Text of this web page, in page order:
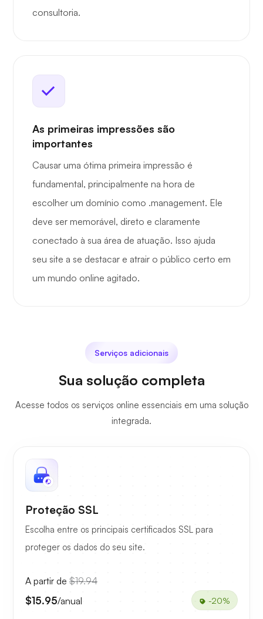
consultoria.
As primeiras impressões são
importantes
Causar uma ótima primeira impressão é
fundamental, principalmente na hora de
escolher um domínio como .management. Ele
deve ser memorável, direto e claramente
conectado à sua área de atuação. Isso ajuda
seu site a se destacar e atrair o público certo em
um mundo online agitado.
Serviços adicionais
Sua solução completa
Acesse todos os serviços online essenciais em uma solução
integrada.
Proteção SSL
Escolha entre os principais certificados SSL para
proteger os dados do seu site.
A partir de $19.94
$15.95/anual -20%